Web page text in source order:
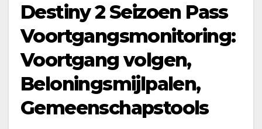
Destiny 2 Seizoen Pass
Voortgangsmonitoring:
Voortgang volgen,
Beloningsmijlpalen,
Gemeenschapstools